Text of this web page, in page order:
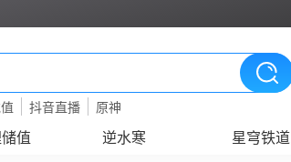
抖音直播 原神
值 逆水寒
星穹铁道